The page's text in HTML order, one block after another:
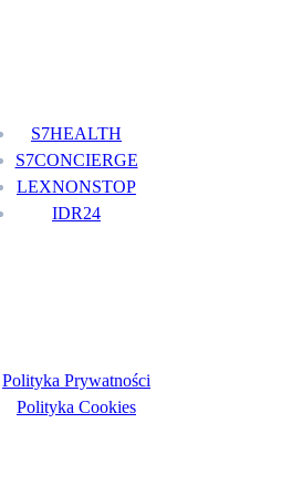
S7HEALTH
S7CONCIERGE
LEXNONSTOP
IDR24
Polityka Prywatności
Polityka Cookies